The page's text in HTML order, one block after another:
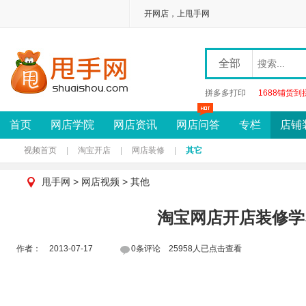
开网店，上甩手网
全部
拼多多打印 1688铺货到
首页 网店学院 网店资讯 网店问答 专栏 店铺
视频首页 淘宝开店 网店装修 其它
甩手网 > 网店视频 > 其他
淘宝网店开店装修
作者： 2013-07-17 0条评论 25958人已点击查看